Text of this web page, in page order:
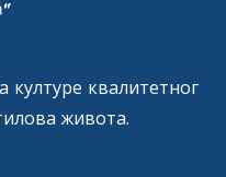
квалитетног
живота.